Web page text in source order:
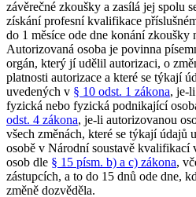
závěrečné zkoušky a zasílá jej spolu
získání profesní kvalifikace
do 1 měsíce ode dne konání zkoušky
Autorizovaná osoba je povinna
orgán, který jí udělil autorizaci, o
platnosti autorizace a které se týkají
uvedených v § 10 odst. 1 zákona, je-
fyzická nebo fyzická podnikající
odst. 4 zákona, je-li autorizovanou
všech změnách, které se týkají údajů
osobě v Národní soustavě kvalifikací
osob dle § 15 písm. b) a c) zákona,
zástupcích, a to do 15 dnů ode dne,
změně dozvěděla.